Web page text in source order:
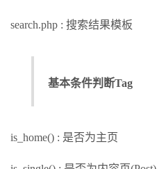
search.php : 搜索结果模板
基本条件判断Tag
is_home() : 是否为主页